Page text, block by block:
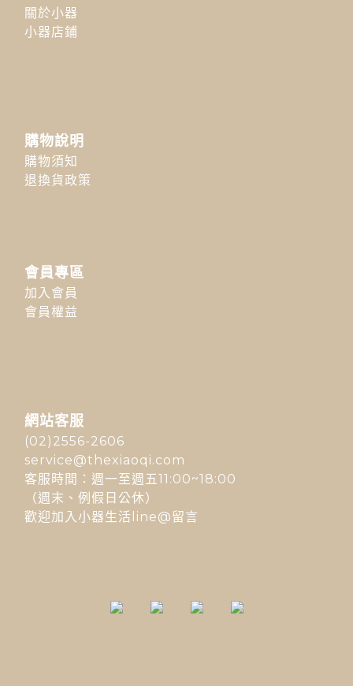
關於小器
小器店鋪
購物說明
購物須知
退換貨政策
會員專區
加入會員
會員權益
網站客服
(02)2556-2606
service@thexiaoqi.com
客服時間：週一至週五11:00~18:00
（週末、例假日公休）
歡迎加入小器生活line@留言